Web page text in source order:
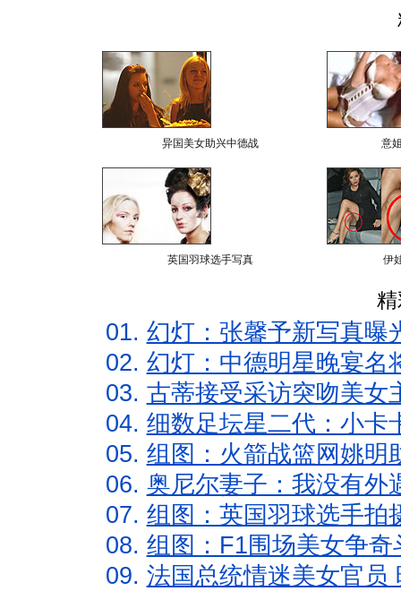
异国美女助兴中德战 意
英国羽球选手写真 伊
01. 幻灯：张馨予新写真曝
02. 幻灯：中德明星晚宴名
03. 古蒂接受采访突吻美女
04. 细数足坛星二代：小卡
05. 组图：火箭战篮网姚明
06. 奥尼尔妻子：我没有外
07. 组图：英国羽球选手拍
08. 组图：F1围场美女争
09. 法国总统情迷美女官员